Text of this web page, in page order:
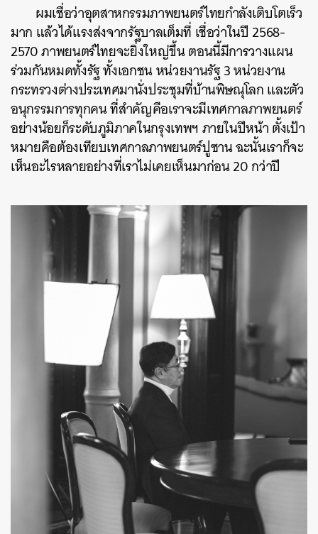
ผมเชื่อว่าอุตสาหกรรมภาพยนตร์ไทยกําลังเติบโตเร็ว
มาก แล้วได้แรงส่งจากรัฐบาลเต็มที่ เชื่อว่าในปี 2568-
2570 ภาพยนตร์ไทยจะยิ่งใหญ่ขึ้น ตอนนี้มีการวางแผน
ร่วมกันหมดทั้งรัฐ ทั้งเอกชน หน่วยงานรัฐ 3 หน่วยงาน
กระทรวงต่างประเทศมานั่งประชุมที่บ้านพิษณุโลก และตัว
อนุกรรมการทุกคน ที่สำคัญคือเราจะมีเทศกาลภาพยนตร์
อย่างน้อยก็ระดับภูมิภาคในกรุงเทพฯ ภายในปีหน้า ตั้งเป้า
หมายคือต้องเทียบเทศกาลภาพยนตร์ปูซาน ฉะนั้นเราก็จะ
เห็นอะไรหลายอย่างที่เราไม่เคยเห็นมาก่อน 20 กว่าปี